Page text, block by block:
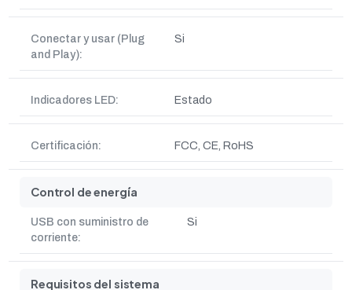
Conectar y usar (Plug
and Play):
Si
Indicadores LED: Estado
Certificación: FCC, CE, RoHS
Control de energía
USB con suministro de
corriente:
Si
Requisitos del sistema